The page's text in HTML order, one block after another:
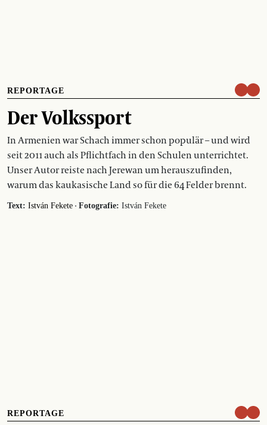
REPORTAGE
Der Volkssport
In Armenien war Schach immer schon populär – und wird
seit 2011 auch als Pflichtfach in den Schulen unterrichtet.
Unser Autor reiste nach Jerewan um herauszufinden,
warum das kaukasische Land so für die 64 Felder brennt.
Text: István Fekete · Fotografie: István Fekete
REPORTAGE